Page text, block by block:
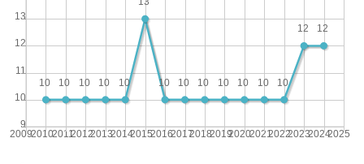
20092010201120122013201420152016201720182019202020212022202320242025
9
10
11
12
13
12
12
10
10
10
10
10
10
10
10
10
10
10
10